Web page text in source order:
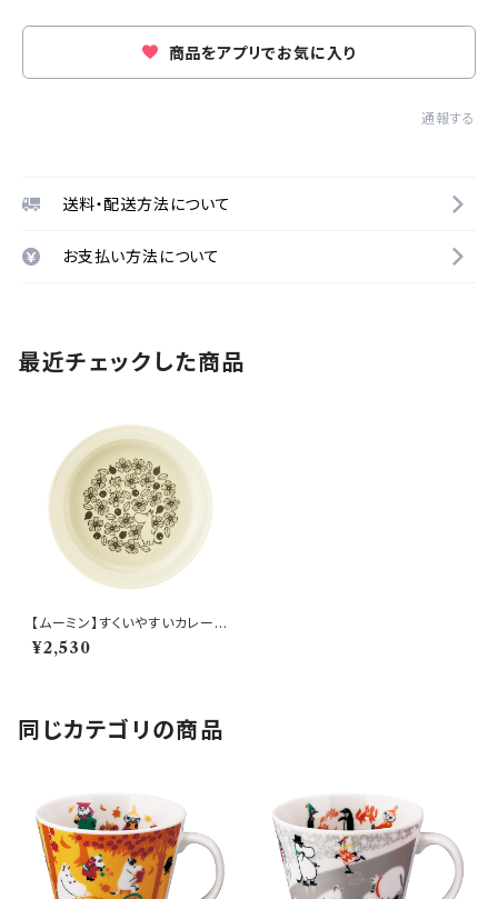
商品をアプリでお気に入り
通報する
送料・配送方法について
お支払い方法について
最近チェックした商品
【ムーミン】すくいやすいカレー皿
Ｌ（ムーミン）【カレー皿】
¥2,530
同じカテゴリの商品